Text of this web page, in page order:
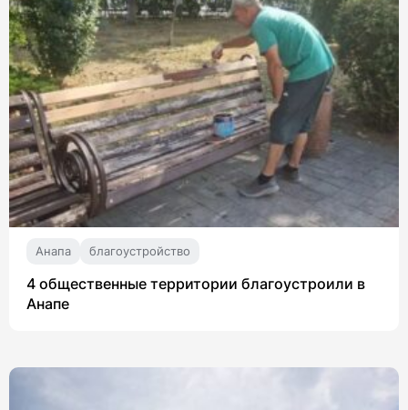
Анапа благоустройство
4 общественные территории благоустроили в
Анапе